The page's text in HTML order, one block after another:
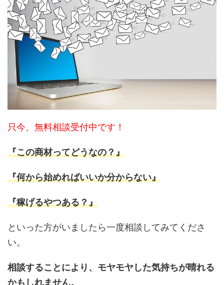
只今、無料相談受付中です！
『この商材ってどうなの？』
『何から始めればいいか分からない』
『稼げるやつある？』
といった方がいましたら一度相談してみてくださ
い。
相談することにより、モヤモヤした気持ちが晴れる
かもしれません。